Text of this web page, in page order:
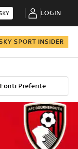
LOGIN
SPORT INSIDER
Fonti Preferite